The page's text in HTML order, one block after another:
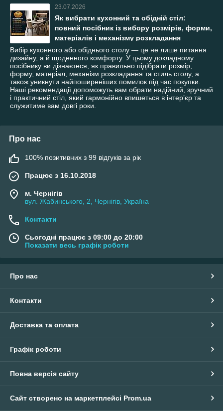
23.07.2026
Як вибрати кухонний та обідній стіл:
повний посібник із вибору розмірів, форми,
матеріалів і механізму розкладання
Вибір кухонного або обіднього столу — це не лише питання
дизайну, а й щоденного комфорту. У цьому докладному
посібнику ви дізнаєтеся, як правильно підібрати розмір,
форму, матеріал, механізм розкладання та стиль столу, а
також уникнути найпоширеніших помилок під час покупки.
Наші рекомендації допоможуть вам обрати надійний, зручний
і практичний стіл, який гармонійно впишеться в інтер’єр та
служитиме вам довгі роки.
Про нас
100% позитивних з 99 відгуків за рік
Працює з 16.10.2018
м. Чернігів
вул. Жабинського, 2, Чернігів, Україна
Контакти
Сьогодні працює з 09:00 до 20:00
Показати весь графік роботи
Про нас
Контакти
Доставка та оплата
Графік роботи
Повна версія сайту
Сайт створено на маркетплейсі Prom.ua